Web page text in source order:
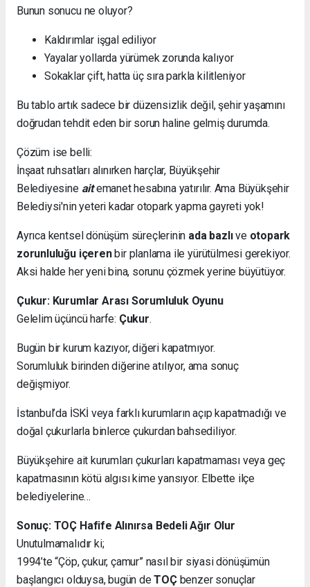
Bunun sonucu ne oluyor?
Kaldırımlar işgal ediliyor
Yayalar yollarda yürümek zorunda kalıyor
Sokaklar çift, hatta üç sıra parkla kilitleniyor
Bu tablo artık sadece bir düzensizlik değil, şehir yaşamını
doğrudan tehdit eden bir sorun haline gelmiş durumda.
Çözüm ise belli:
İnşaat ruhsatları alınırken harçlar, Büyükşehir
Belediyesine aitemanet hesabına yatırılır. Ama Büyükşehir
Belediysi'nin yeteri kadar otopark yapma gayreti yok!
Ayrıca kentsel dönüşüm süreçlerinin ada bazlıve otopark
zorunluluğu içerenbir planlama ile yürütülmesi gerekiyor.
Aksi halde her yeni bina, sorunu çözmek yerine büyütüyor.
Çukur: Kurumlar Arası Sorumluluk Oyunu
Gelelim üçüncü harfe: Çukur.
Bugün bir kurum kazıyor, diğeri kapatmıyor.
Sorumluluk birinden diğerine atılıyor, ama sonuç
değişmiyor.
İstanbul’da İSKİ veya farklı kurumların açıp kapatmadığı ve
doğal çukurlarla binlerce çukurdan bahsediliyor.
Büyükşehire ait kurumları çukurları kapatmaması veya geç
kapatmasının kötü algısı kime yansıyor. Elbette ilçe
belediyelerine…
Sonuç: TOÇ Hafife Alınırsa Bedeli Ağır Olur
Unutulmamalıdır ki;
1994’te “Çöp, çukur, çamur” nasıl bir siyasi dönüşümün
başlangıcı olduysa, bugün deTOÇbenzer sonuçlar